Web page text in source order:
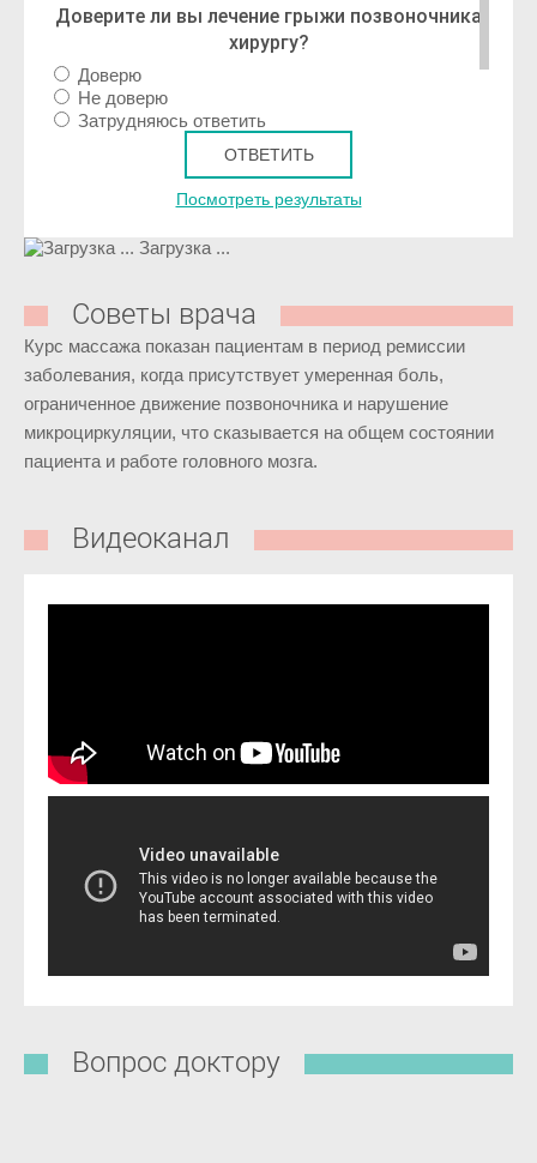
Доверите ли вы лечение грыжи позвоночника
хирургу?
Доверю
Не доверю
Затрудняюсь ответить
Посмотреть результаты
Загрузка ...
Советы врача
Курс массажа показан пациентам в период ремиссии
заболевания, когда присутствует умеренная боль,
ограниченное движение позвоночника и нарушение
микроциркуляции, что сказывается на общем состоянии
пациента и работе головного мозга.
Видеоканал
Вопрос доктору